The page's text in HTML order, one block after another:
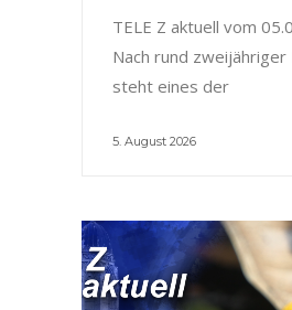
TELE Z aktuell vom
Nach rund zweijähriger
steht eines der
5. August 2026